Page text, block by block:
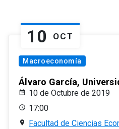
10 OCT
Macroeconomía
Álvaro García,
10 de Octubre de 2019
17:00
Facultad de Ciencias